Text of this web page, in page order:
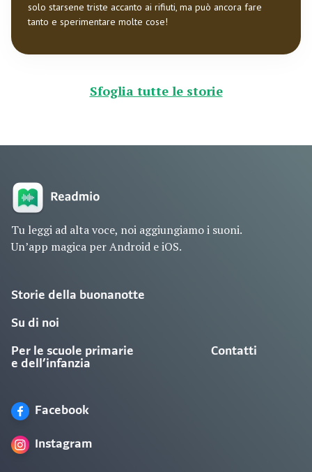
solo starsene triste accanto ai rifiuti, ma può ancora fare
tanto e sperimentare molte cose!
Sfoglia tutte le storie
Tu leggi ad alta voce, noi aggiungiamo i suoni.
Un’app magica per Android e iOS.
Storie della buonanotte
Su di noi
Per le scuole primarie
e dell’infanzia
Contatti
Facebook
Instagram